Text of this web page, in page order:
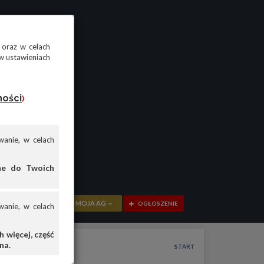
w celach
ustawieniach
)
w celach
do Twoich
w celach
więcej, część
MOJA AG
PRZEGLĄD
OGŁOSZENIE
START